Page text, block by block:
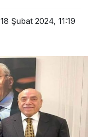
18 Şubat 2024, 11:19